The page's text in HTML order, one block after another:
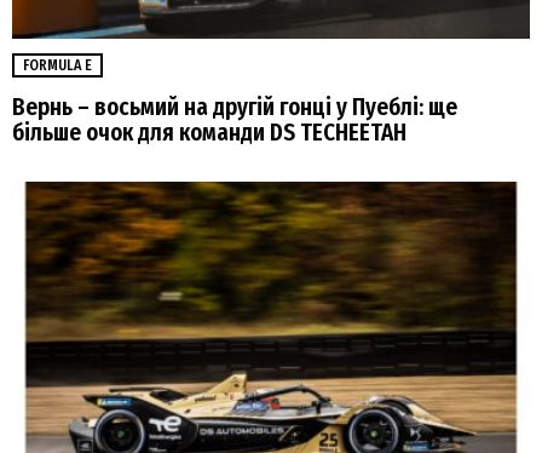
FORMULA E
Вернь – восьмий на другій гонці у Пуеблі: ще
більше очок для команди DS TECHEETAH